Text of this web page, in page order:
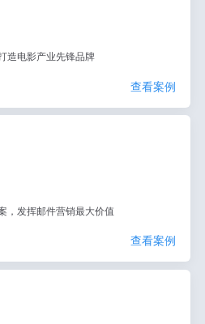
造电影产业先锋品牌
查看案例
，发挥邮件营销最大价值
查看案例